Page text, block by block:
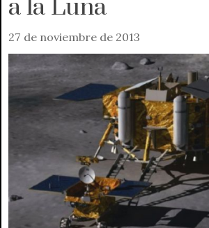
a la Luna
27 de noviembre de 2013